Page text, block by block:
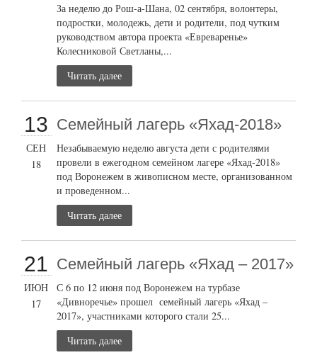
За неделю до Рош-а-Шана, 02 сентября, волонтеры,
подростки, молодежь, дети и родители, под чутким
руководством автора проекта «Евреваренье»
Колесниковой Светланы,...
Читать далее
13
СЕН
18
Семейный лагерь «Яхад-2018»
Незабываемую неделю августа дети с родителями
провели в ежегодном семейном лагере «Яхад-2018»
под Воронежем в живописном месте, организованном
и проведенном...
Читать далее
21
ИЮН
17
Семейный лагерь «Яхад – 2017»
С 6 по 12 июня под Воронежем на турбазе
«Дивноречье» прошел семейный лагерь «Яхад –
2017», участниками которого стали 25...
Читать далее